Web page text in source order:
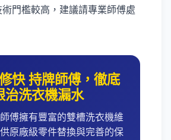
門檻較高，建議請專業師傅處
快 持牌師傅，徹底
治洗衣機漏水
傅擁有豐富的雙槽洗衣機維
原廠級零件替換與完善的保